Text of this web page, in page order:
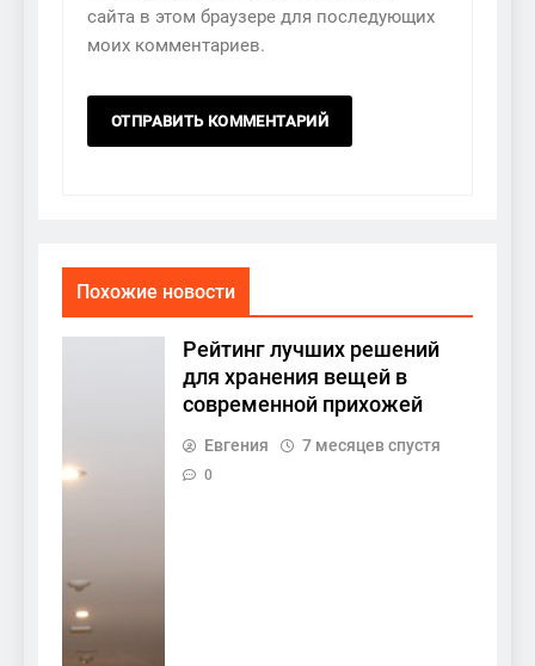
сайта в этом браузере для последующих
моих комментариев.
Похожие новости
Рейтинг лучших решений
для хранения вещей в
современной прихожей
Евгения 7 месяцев спустя
0